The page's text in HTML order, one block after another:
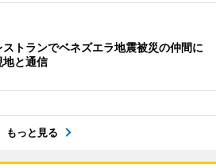
トランでベネズエラ地震被災の仲間に
と通信
もっと見る